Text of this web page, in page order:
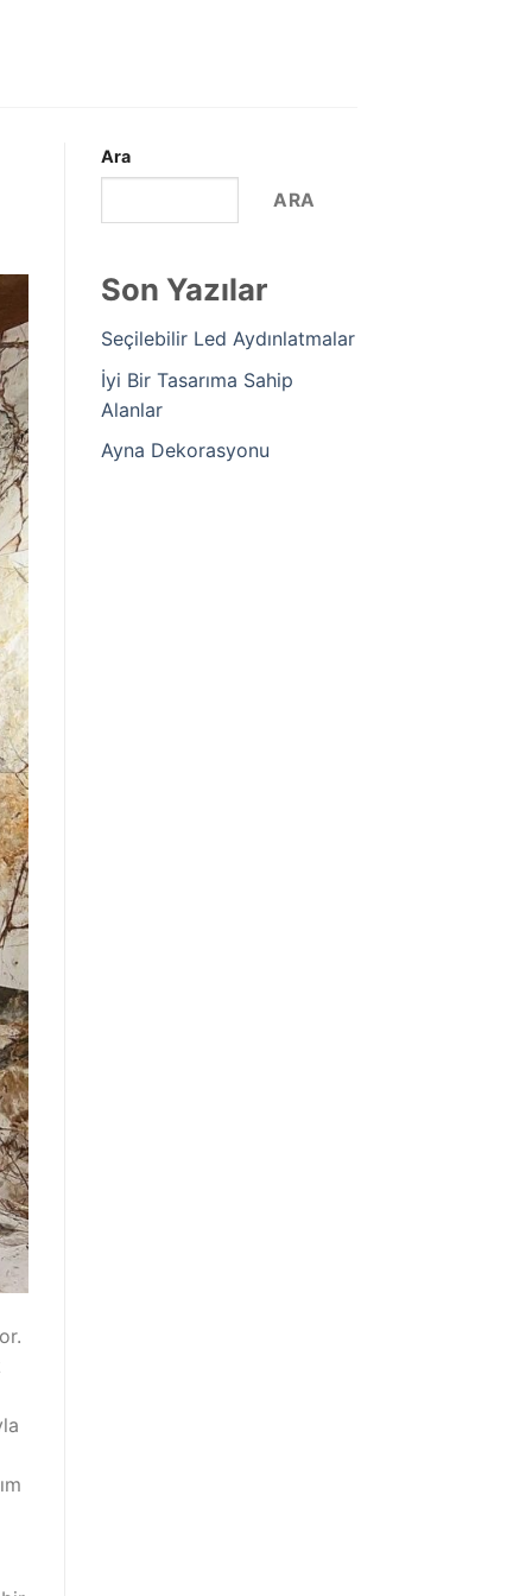
Ara
ARA
Son Yazılar
Seçilebilir Led Aydınlatmalar
İyi Bir Tasarıma Sahip
Alanlar
Ayna Dekorasyonu